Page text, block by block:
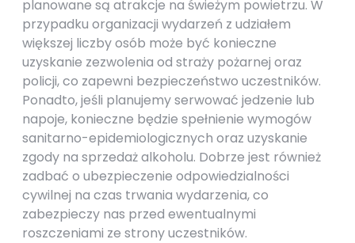
planowane są atrakcje na świeżym powietrzu. W
przypadku organizacji wydarzeń z udziałem
większej liczby osób może być konieczne
uzyskanie zezwolenia od straży pożarnej oraz
policji, co zapewni bezpieczeństwo uczestników.
Ponadto, jeśli planujemy serwować jedzenie lub
napoje, konieczne będzie spełnienie wymogów
sanitarno-epidemiologicznych oraz uzyskanie
zgody na sprzedaż alkoholu. Dobrze jest również
zadbać o ubezpieczenie odpowiedzialności
cywilnej na czas trwania wydarzenia, co
zabezpieczy nas przed ewentualnymi
roszczeniami ze strony uczestników.